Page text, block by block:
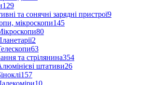
129
та сонячні зарядні пристрої9
мікроскопи145
80
2
63
та стрілянина354
штативи26
157
10